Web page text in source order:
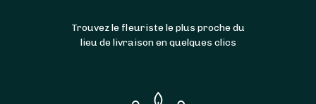
Trouvez le fleuriste le plus proche du
lieu de livraison en quelques clics